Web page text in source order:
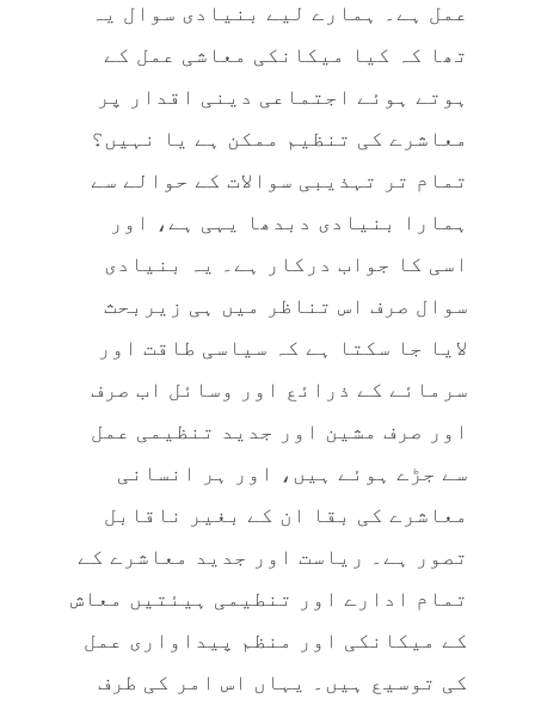
عمل ہے۔ ہمارے لیے بنیادی سوال یہ
تھا کہ کیا میکانکی معاشی عمل کے
ہوتے ہوئے اجتماعی دینی اقدار پر
معاشرے کی تنظیم ممکن ہے یا نہیں؟
تمام تر تہذیبی سوالات کے حوالے سے
ہمارا بنیادی دبدھا یہی ہے، اور
اسی کا جواب درکار ہے۔ یہ بنیادی
سوال صرف اس تناظر میں ہی زیربحث
لایا جا سکتا ہے کہ سیاسی طاقت اور
سرمائے کے ذرائع اور وسائل اب صرف
اور صرف مشین اور جدید تنظیمی عمل
سے جڑے ہوئے ہیں، اور ہر انسانی
معاشرے کی بقا ان کے بغیر ناقابل
تصور ہے۔ ریاست اور جدید معاشرے کے
تمام ادارے اور تنطیمی ہیئتیں معاش
کے میکانکی اور منظم پیداواری عمل
کی توسیع ہیں۔ یہاں اس امر کی طرف